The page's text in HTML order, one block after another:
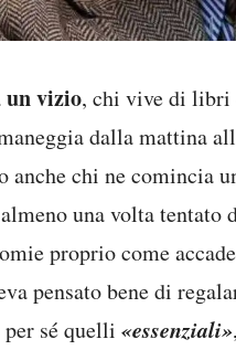
un vizio, chi vive di libri
dalla mattina
chi ne comincia
una volta tentato
proprio come
pensato bene di
sé quelli «essenziali»